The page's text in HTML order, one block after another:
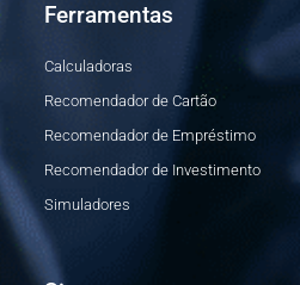
Ferramentas
Calculadoras
Recomendador de Cartão
Recomendador de Empréstimo
Recomendador de Investimento
Simuladores